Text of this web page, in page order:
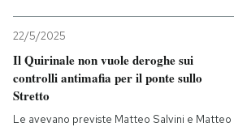
22/5/2025
Il Quirinale non vuole deroghe sui
controlli antimafia per il ponte sullo
Stretto
Le avevano previste Matteo Salvini e Matteo